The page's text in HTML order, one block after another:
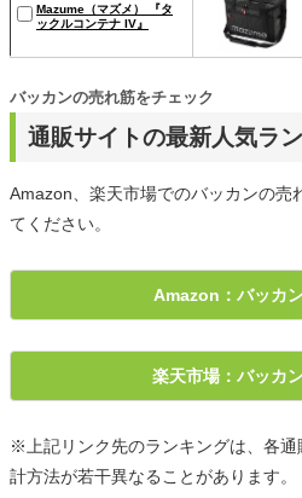
Mazume（マズメ） 『タ
ックルコンテナ IV』
通販サイトの最新人気ラ
バッカンの売れ筋をチェック
Amazon、楽天市場でのバッカンの売
てください。
Amazon：バッカ
楽天市場：バッカ
※上記リンク先のランキングは、各
計方法が若干異なることがあります。